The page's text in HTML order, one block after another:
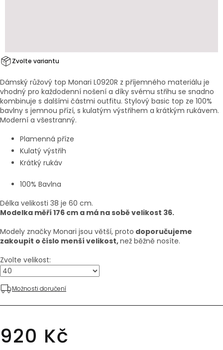
920 Kč
Zvolte variantu
Zvolte velikost:
Možnosti doručení
Dámský růžový top Monari L0920R z příjemného materiálu je
vhodný pro každodenní nošení a díky svému střihu se snadno
kombinuje s dalšími částmi outfitu. Stylový basic top ze 100%
bavlny s jemnou přízí, s kulatým výstřihem a krátkým rukávem.
Moderní a všestranný.
Plamenná příze
Kulatý výstřih
Krátký rukáv
100% Bavlna
Délka velikosti 38 je 60 cm.
Modelka měří 176 cm a má na sobě velikost 36.
Modely značky Monari jsou větší, proto doporučujeme
zakoupit o číslo menší velikost,než běžně nosíte.